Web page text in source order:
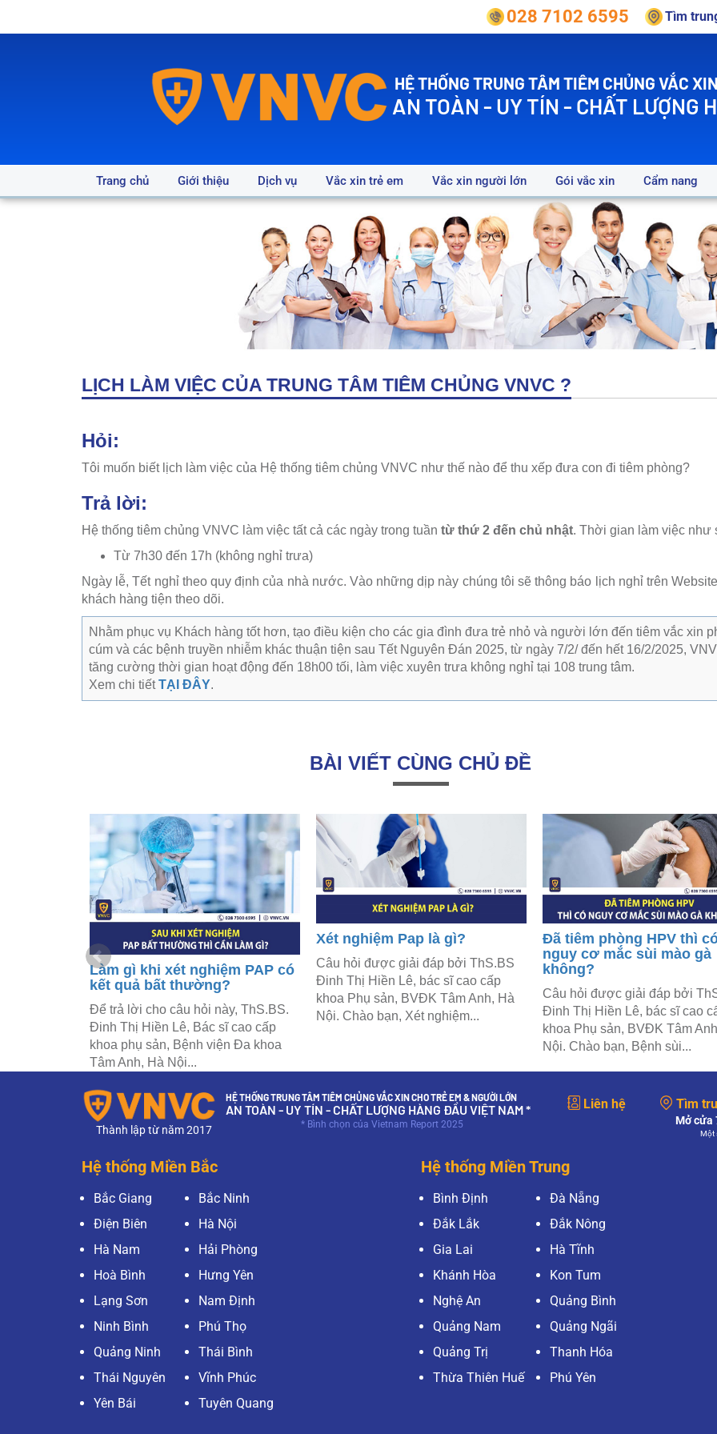
028 7102 6595 Tìm
HỆ THỐNG TRUNG TÂM TIÊM CHỦNG VẮC
AN TOÀN - UY TÍN - CHẤT LƯỢNG
Trang chủ Giới thiệu Dịch vụ Vắc xin trẻ em Vắc xin người lớn Gói vắc xin Cẩm nang
LỊCH LÀM VIỆC CỦA TRUNG TÂM TIÊM CHỦNG VNVC ?
Hỏi:
Tôi muốn biết lịch làm việc của Hệ thống tiêm chủng VNVC như thế nào để thu xếp đưa con đi tiêm phòng?
Trả lời:
Hệ thống tiêm chủng VNVC làm việc tất cả các ngày trong tuần từ thứ 2 đến chủ nhật. Thời gian làm việc như
Từ 7h30 đến 17h (không nghỉ trưa)
Ngày lễ, Tết nghỉ theo quy định của nhà nước. Vào những dịp này chúng tôi sẽ thông báo lịch nghỉ trên
khách hàng tiện theo dõi.
Nhằm phục vụ Khách hàng tốt hơn, tạo điều kiện cho các gia đình đưa trẻ nhỏ và người lớn đến tiêm vắc xin
cúm và các bệnh truyền nhiễm khác thuận tiện sau Tết Nguyên Đán 2025, từ ngày 7/2/ đến hết 16/2/2025,
tăng cường thời gian hoạt động đến 18h00 tối, làm việc xuyên trưa không nghỉ tại 108 trung tâm.
Xem chi tiếtTẠI ĐÂY.
BÀI VIẾT CÙNG CHỦ ĐỀ
Làm gì khi xét nghiệm PAP có
kết quả bất thường?
Để trả lời cho câu hỏi này, ThS.BS.
Đinh Thị Hiền Lê, Bác sĩ cao cấp
khoa phụ sản, Bệnh viện Đa khoa
Tâm Anh, Hà Nội...
Xét nghiệm Pap là gì?
Câu hỏi được giải đáp bởi ThS.BS
Đinh Thị Hiền Lê, bác sĩ cao cấp
khoa Phụ sản, BVĐK Tâm Anh, Hà
Nội. Chào bạn, Xét nghiệm...
Đã tiêm phòng HPV thì
nguy cơ mắc sùi mào gà
không?
Câu hỏi được giải đáp bởi
Đinh Thị Hiền Lê, bác sĩ cao
khoa Phụ sản, BVĐK Tâm
Nội. Chào bạn, Bệnh sùi...
Thành lập từ năm 2017
HỆ THỐNG TRUNG TÂM TIÊM CHỦNG VẮC XIN CHO TRẺ EM & NGƯỜI LỚN
AN TOÀN - UY TÍN - CHẤT LƯỢNG HÀNG ĐẦU VIỆT NAM *
* Bình chọn của Vietnam Report 2025
Liên hệ Tìm
Mở cửa
Một
Hệ thống Miền Bắc
Bắc Giang
Bắc Ninh
Điện Biên
Hà Nội
Hà Nam
Hải Phòng
Hoà Bình
Hưng Yên
Lạng Sơn
Nam Định
Ninh Bình
Phú Thọ
Quảng Ninh
Thái Bình
Thái Nguyên
Vĩnh Phúc
Yên Bái
Tuyên Quang
Hệ thống Miền Trung
Bình Định
Đà Nẵng
Đắk Lắk
Đắk Nông
Gia Lai
Hà Tĩnh
Khánh Hòa
Kon Tum
Nghệ An
Quảng Bình
Quảng Nam
Quảng Ngãi
Quảng Trị
Thanh Hóa
Thừa Thiên Huế
Phú Yên